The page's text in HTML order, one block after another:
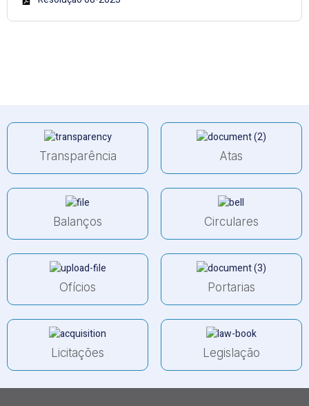
Transparência Atas
Balanços Circulares
Ofícios Portarias
Licitações Legislação